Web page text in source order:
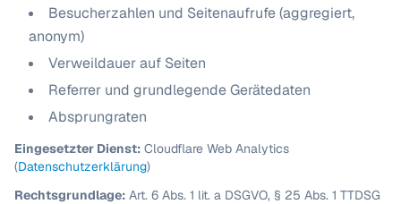
Besucherzahlen und Seitenaufrufe (aggregiert,
anonym)
Verweildauer auf Seiten
Referrer und grundlegende Gerätedaten
Absprungraten
Eingesetzter Dienst: Cloudflare Web Analytics
(Datenschutzerklärung)
Rechtsgrundlage: Art. 6 Abs. 1 lit. a DSGVO, § 25 Abs. 1 TTDSG